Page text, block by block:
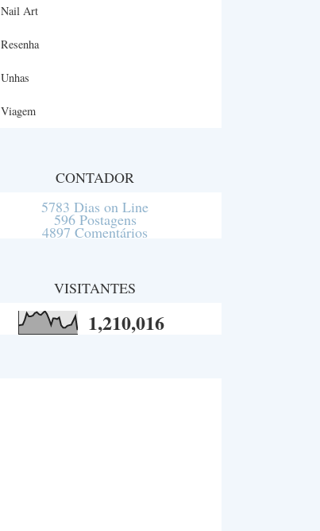
Nail Art
Resenha
Unhas
Viagem
CONTADOR
5783 Dias on Line
596 Postagens
4897 Comentários
VISITANTES
1,210,016